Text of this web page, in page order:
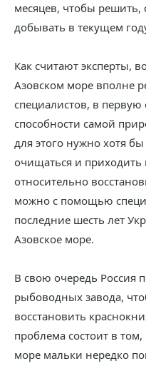
месяцев, чтобы
добывать в текущем
Как считают эксперты,
Азовском море вполне
специалистов, в первую
способности самой
для этого нужно хотя
очищаться и приходить
относительно
можно с помощью
последние шесть лет
Азовское море.
В свою очередь Россия
рыбоводных завода,
восстановить
проблема состоит в
море мальки нередко